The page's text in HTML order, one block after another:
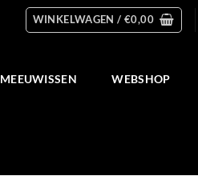
WINKELWAGEN / €0,00
MEEUWISSEN WEBSHOP